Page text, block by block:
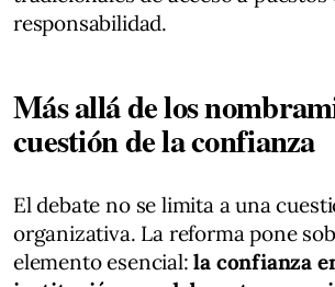
responsabilidad.
Más allá de los
cuestión de la confianza
El debate no se limita a una
organizativa. La reforma pone
elemento esencial:la confianza